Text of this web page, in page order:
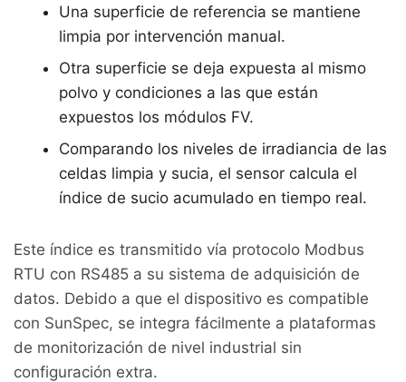
Una superficie de referencia se mantiene
limpia por intervención manual.
Otra superficie se deja expuesta al mismo
polvo y condiciones a las que están
expuestos los módulos FV.
Comparando los niveles de irradiancia de las
celdas limpia y sucia, el sensor calcula el
índice de sucio acumulado en tiempo real.
Este índice es transmitido vía protocolo Modbus
RTU con RS485 a su sistema de adquisición de
datos. Debido a que el dispositivo es compatible
con SunSpec, se integra fácilmente a plataformas
de monitorización de nivel industrial sin
configuración extra.